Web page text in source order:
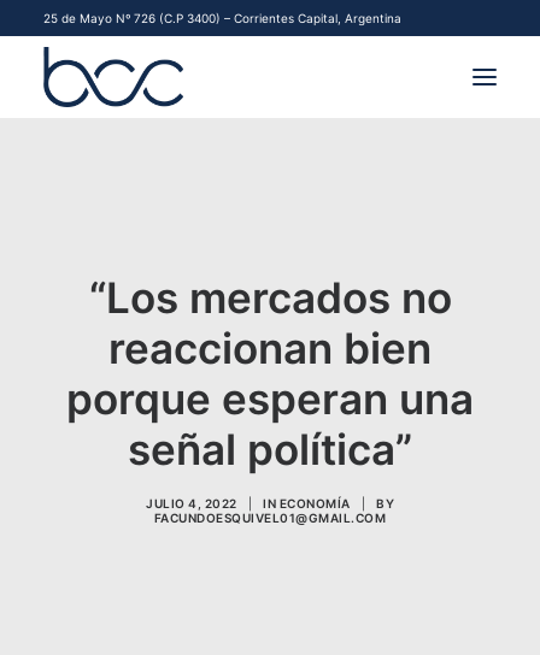
25 de Mayo Nº 726 (C.P 3400) – Corrientes Capital, Argentina
CONTACTO
COMENZAR A OPERAR
“Los mercados no
reaccionan bien
porque esperan una
señal política”
JULIO 4, 2022 IN ECONOMÍA
BY
FACUNDOESQUIVEL01@GMAIL.COM